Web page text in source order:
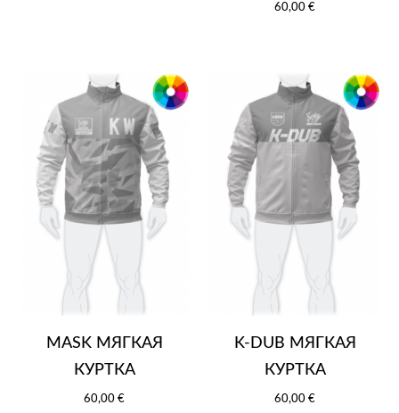
60,00 €
MASK МЯГКАЯ
КУРТКА
60,00 €
K-DUB МЯГКАЯ
КУРТКА
60,00 €